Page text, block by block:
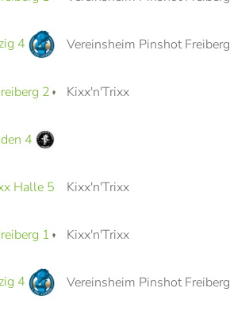
4 Vereinsheim Pinshot Freiberg
2 Kixx'n'Trixx
4
Halle 5 Kixx'n'Trixx
1 Kixx'n'Trixx
4 Vereinsheim Pinshot Freiberg